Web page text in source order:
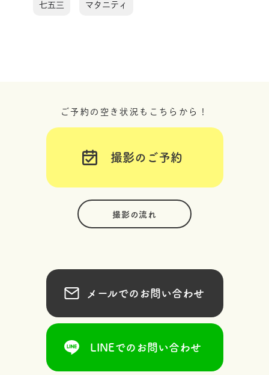
七五三 マタニティ
ご予約の空き状況もこちらから！
撮影のご予約
撮影の流れ
メールでのお問い合わせ
LINEでのお問い合わせ